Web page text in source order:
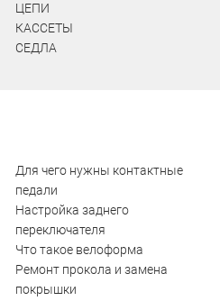
ЦЕПИ
КАССЕТЫ
СЕДЛА
Для чего нужны контактные
педали
Настройка заднего
переключателя
Что такое велоформа
Ремонт прокола и замена
покрышки